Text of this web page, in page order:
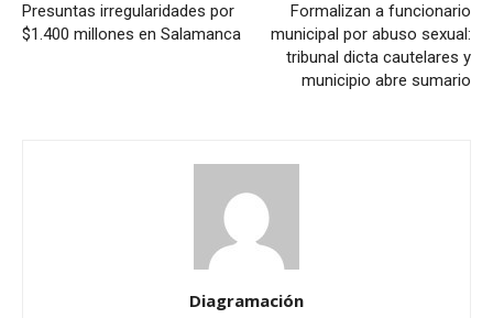
Presuntas irregularidades por
$1.400 millones en Salamanca
Formalizan a funcionario
municipal por abuso sexual:
tribunal dicta cautelares y
municipio abre sumario
Diagramación